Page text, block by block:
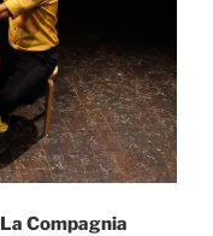
La Compagnia